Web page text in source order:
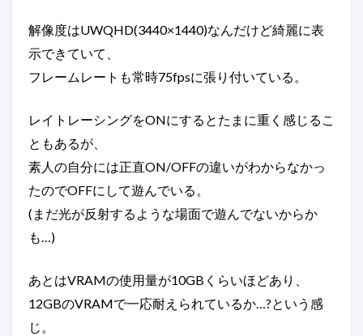
解像度はUWQHD(3440×1440)なんだけど綺麗に表
示できていて、
フレームレートも常時75fpsに張り付いている。
レイトレーシングをONにするとたまに重く感じるこ
ともあるが、
素人の自分には正直ON/OFFの違いがわからなかっ
たのでOFFにして遊んでいる。
(まだ光が反射するような場面で遊んでないからか
も…)
あとはVRAMの使用量が10GBくらいほどあり、
12GBのVRAMで一応耐えられているか…?という感
じ。